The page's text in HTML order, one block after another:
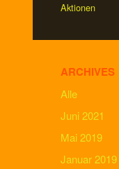
Aktionen
ARCHIVES
Alle
Juni 2021
Mai 2019
Januar 2019